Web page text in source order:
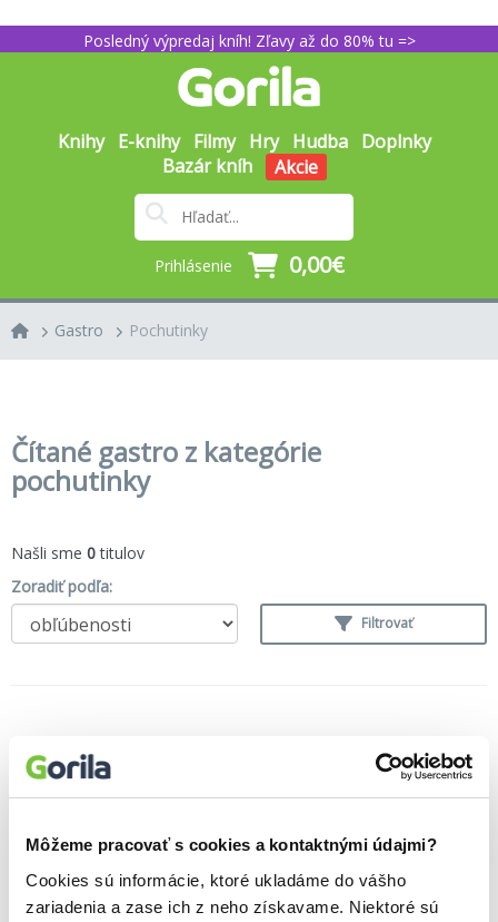
Môžeme pracovať s cookies a kontaktnými údajmi?
Cookies sú informácie, ktoré ukladáme do vášho
zariadenia a zase ich z neho získavame. Niektoré sú
Posledný výpredaj kníh! Zľavy až do 80% tu =>
Knihy E-knihy Filmy Hry Hudba Doplnky
Bazár kníh
Akcie
Prihlásenie 0,00€
Gastro Pochutinky
Čítané gastro z kategórie
pochutinky
Našli sme 0titulov
Zoradiť podľa:
Filtrovať